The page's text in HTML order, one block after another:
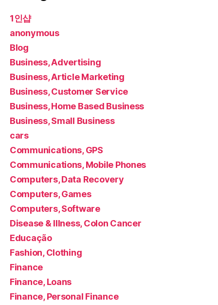
1인샵
anonymous
Blog
Business, Advertising
Business, Article Marketing
Business, Customer Service
Business, Home Based Business
Business, Small Business
cars
Communications, GPS
Communications, Mobile Phones
Computers, Data Recovery
Computers, Games
Computers, Software
Disease & Illness, Colon Cancer
Educação
Fashion, Clothing
Finance
Finance, Loans
Finance, Personal Finance